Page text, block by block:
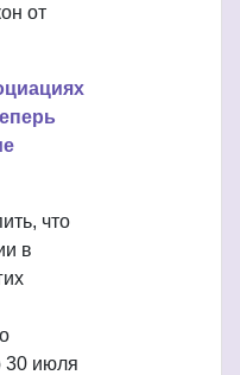
от
что
в
30 июля